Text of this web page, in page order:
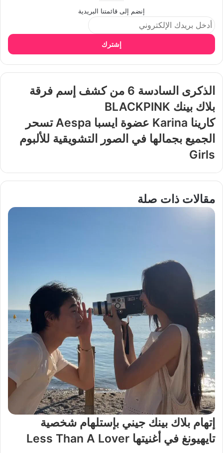
إنضم إلى قائمتنا البريدية
إشترك
الذكرى السادسة 6 من كشف إسم فرقة
بلاك بينك BLACKPINK
كارينا Karina عضوة ايسبا Aespa تسحر
الجميع بجمالها في الصور التشويقية للألبوم
Girls
مقالات ذات صلة
إتهام بلاك بينك جيني بإستلهام شخصية
تايهيونغ في أغنيتها Less Than A Lover